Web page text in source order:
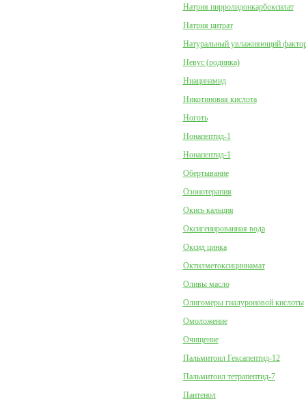
Натрия пирролидонкарбоксилат
Натрия цитрат
Натуральный увлажняющий
Невус (родинка)
Ниацинамид
Никотиновая кислота
Ноготь
Нонапептид-1
Нонапептид-1
Обертывание
Озонотерапия
Окись кальция
Оксигенированная вода
Оксид цинка
Октилметоксициннамат
Оливы масло
Олигомеры гиалуроновой кислоты
Омоложение
Очищение
Пальмитоил Гексапептид-12
Пальмитоил тетрапептид-7
Пантенол